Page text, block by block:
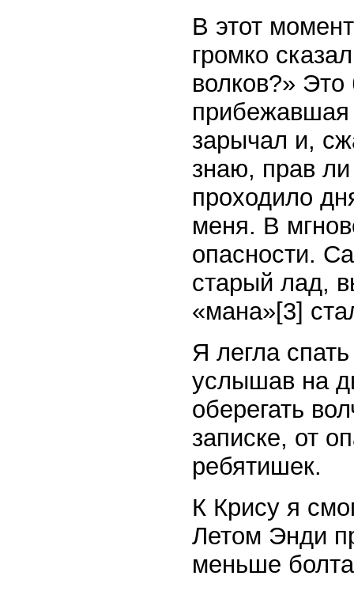
В этот
громко
волков?»
прибежавшая
зарычал и,
знаю, прав
проходило
меня. В
опасности.
старый лад,
«мана»[3]
Я легла
услышав на
оберегать
записке, от
ребятишек.
К Крису я
Летом Энди
меньше